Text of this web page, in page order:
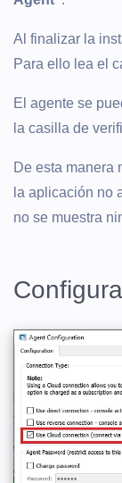
Al finalizar la
Para ello lea el
El agente se
la casilla de
De esta manera
la aplicación no
no se muestra